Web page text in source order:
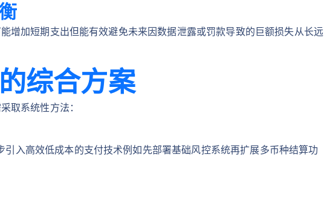
增加短期支出但能有效避免未来因数据泄露或罚款导致的巨额损失从长远
综合方案
取系统性方法：
入高效低成本的支付技术例如先部署基础风控系统再扩展多币种结算功